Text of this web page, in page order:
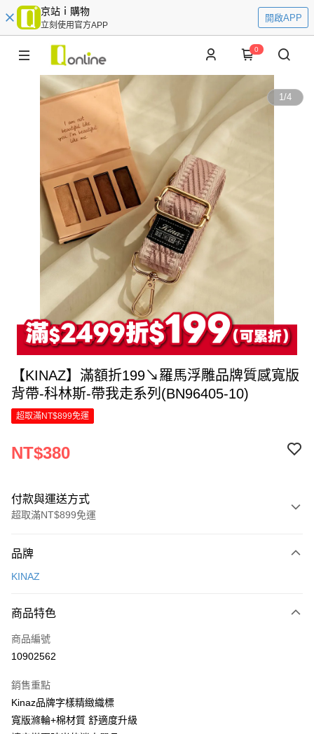
京站ｉ購物
立刻使用官方APP
開啟APP
0
1/4
【KINAZ】滿額折199↘羅馬浮雕品牌質感寬版
背帶-科林斯-帶我走系列(BN96405-10)
超取滿NT$899免運
NT$380
付款與運送方式
超取滿NT$899免運
信用卡一次付款
Apple Pay
街口支付
Google Pay
全盈+PAY
品牌
KINAZ
商品特色
商品編號
10902562
銷售重點
Kinaz品牌字樣精緻織標
寬版滌輪+棉材質 舒適度升級